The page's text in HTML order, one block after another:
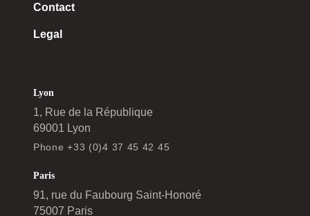
Contact
Legal
Lyon
1, Rue de la République
69001 Lyon
Phone +33 (0)4 37 45 42 45
Paris
91, rue du Faubourg Saint-Honoré
75007 Paris